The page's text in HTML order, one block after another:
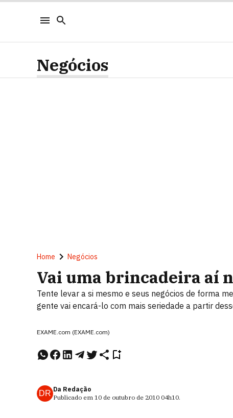
Negócios
Home Negócios
Vai uma brincadeira aí
Tente levar a si mesmo e seus negócios de forma
gente vai encará-lo com mais seriedade a partir
EXAME.com (EXAME.com)
DR Da Redação
Publicado em 10 de outubro de 2010 04h10.